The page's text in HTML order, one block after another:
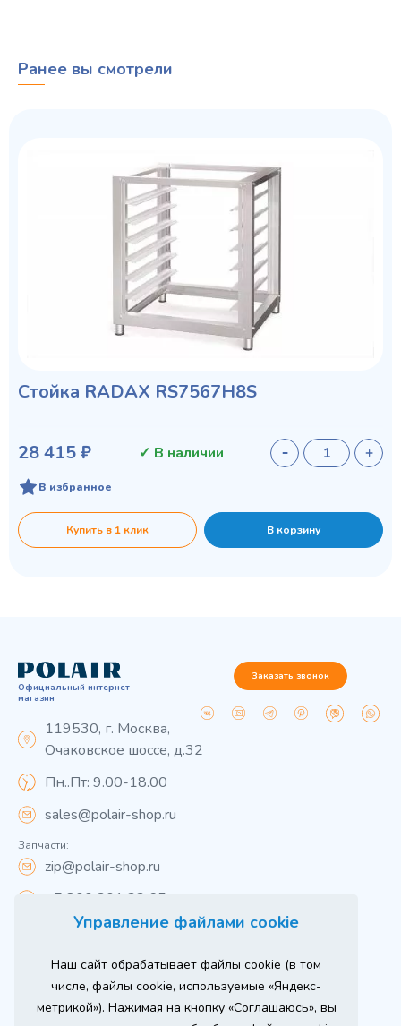
Управление файлами cookie
Наш сайт обрабатывает файлы cookie (в том
числе, файлы cookie, используемые «Яндекс-
метрикой»). Нажимая на кнопку «Соглашаюсь», вы
Ранее вы смотрели
Cтойка RADAX RS7567H8S
28 415 ₽ ✓ В наличии
В избранное
Купить в 1 клик В корзину
Официальный интернет-
магазин
119530, г. Москва,
Очаковское шоссе, д.32
Пн..Пт: 9.00-18.00
sales@polair-shop.ru
Запчасти:
zip@polair-shop.ru
+7 800 301 33 65
Заказать звонок
Вся информация на сайте о товарах носит
справочный характер и не является публичной
офертой в соответствии с пунктом 2 статьи 437 ГК РФ.
Для получения подробной информации о наличии и
стоимости указанных товаров и (или) услуг,